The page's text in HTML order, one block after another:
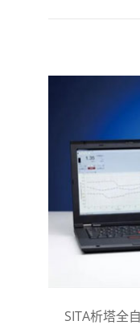
SITA析塔全